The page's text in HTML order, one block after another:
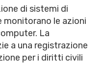
di sistemi di
monitorano le azioni
La
a una registrazione
per i diritti civili